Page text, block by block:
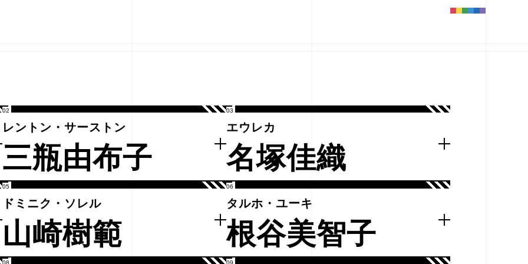
02
レントン・サーストン
三瓶由布子
03
エウレカ
名塚佳織
05
ドミニク・ソレル
山崎樹範
06
タルホ・ユーキ
根谷美智子
08 09